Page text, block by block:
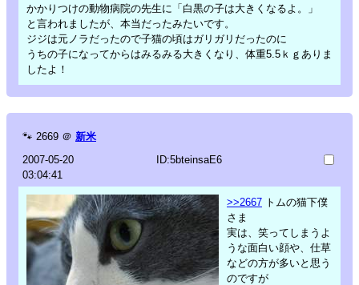
かかりつけの動物病院の先生に「白黒の子は大きくなるよ。」
と言われましたが、本当だったみたいです。
ジジは元ノラだったので子猫の頃はガリガリだったのに
うちの子になってからはみるみる大きくなり、体重5.5ｋｇありま
したよ！
🐾 2669 ＠ 新米
2007-05-20
03:04:41
ID:5bteinsaE6
>>2667 トムの猫下僕
さま
実は、笑ってしまうよ
うな面白い顔や、仕草
などの方が多いと思う
のですが